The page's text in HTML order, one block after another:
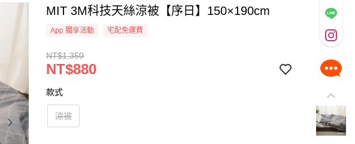
MIT 3M科技天絲涼被【序日】150×190cm
App 獨享活動 宅配免運費
NT$1,350
NT$880
款式
涼被